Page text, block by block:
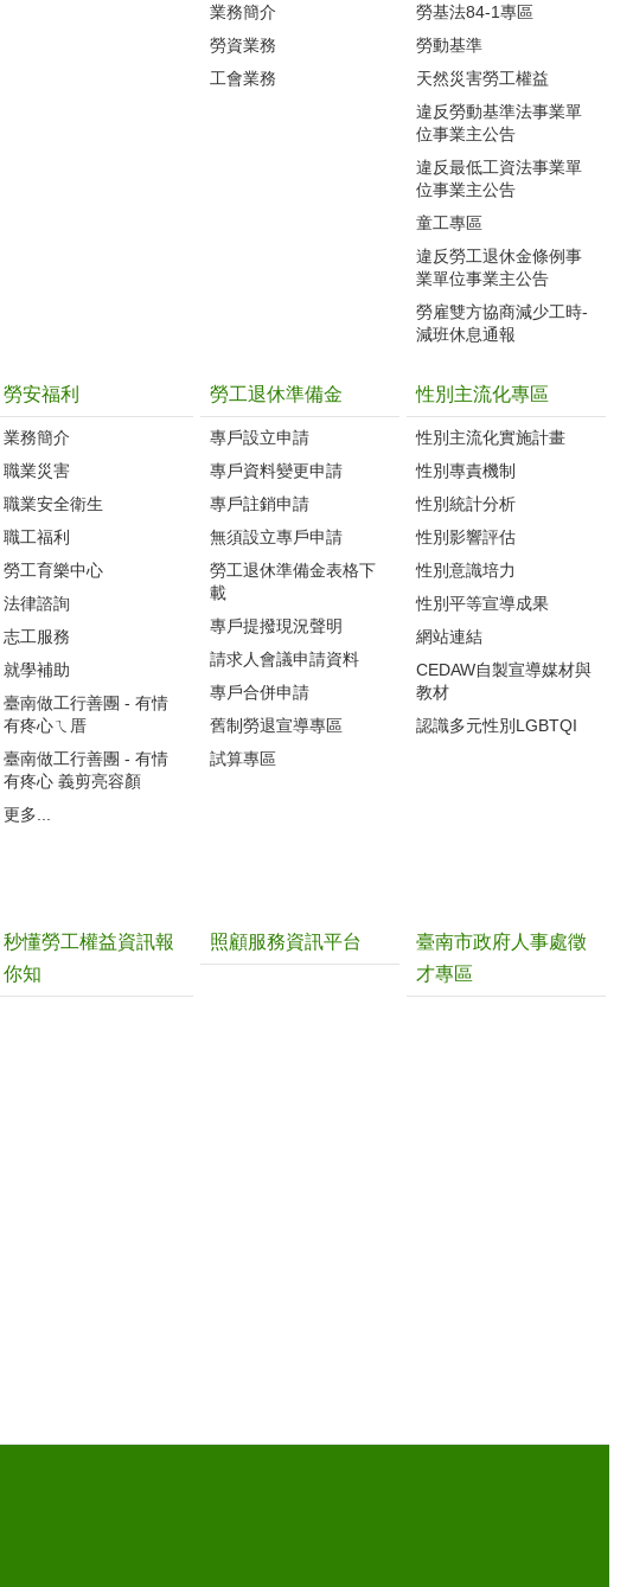
業務簡介
勞資業務
工會業務
勞基法84-1專區
勞動基準
天然災害勞工權益
違反勞動基準法事業單
位事業主公告
違反最低工資法事業單
位事業主公告
童工專區
違反勞工退休金條例事
業單位事業主公告
勞雇雙方協商減少工時-
減班休息通報
勞安福利
業務簡介
職業災害
職業安全衛生
職工福利
勞工育樂中心
法律諮詢
志工服務
就學補助
臺南做工行善團 - 有情
有疼心ㄟ厝
臺南做工行善團 - 有情
有疼心 義剪亮容顏
更多...
勞工退休準備金
專戶設立申請
專戶資料變更申請
專戶註銷申請
無須設立專戶申請
勞工退休準備金表格下
載
專戶提撥現況聲明
請求人會議申請資料
專戶合併申請
舊制勞退宣導專區
試算專區
性別主流化專區
性別主流化實施計畫
性別專責機制
性別統計分析
性別影響評估
性別意識培力
性別平等宣導成果
網站連結
CEDAW自製宣導媒材與
教材
認識多元性別LGBTQI
秒懂勞工權益資訊報
你知
照顧服務資訊平台
臺南市政府人事處徵
才專區